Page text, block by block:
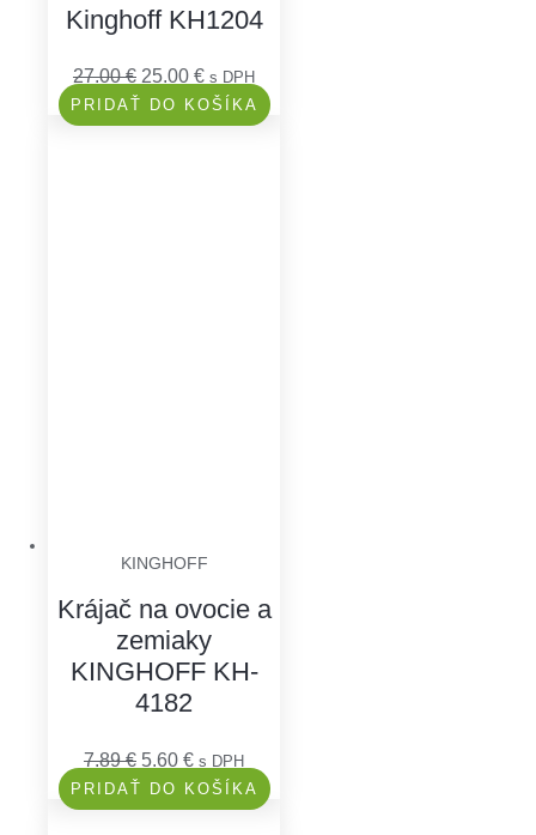
Kinghoff KH1204
27.00€ 25.00 € s DPH
PRIDAŤ DO KOŠÍKA
KINGHOFF
Krájač na ovocie a
zemiaky
KINGHOFF KH-
4182
7.89€ 5.60 € s DPH
PRIDAŤ DO KOŠÍKA